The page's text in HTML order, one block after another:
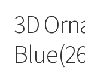
3D